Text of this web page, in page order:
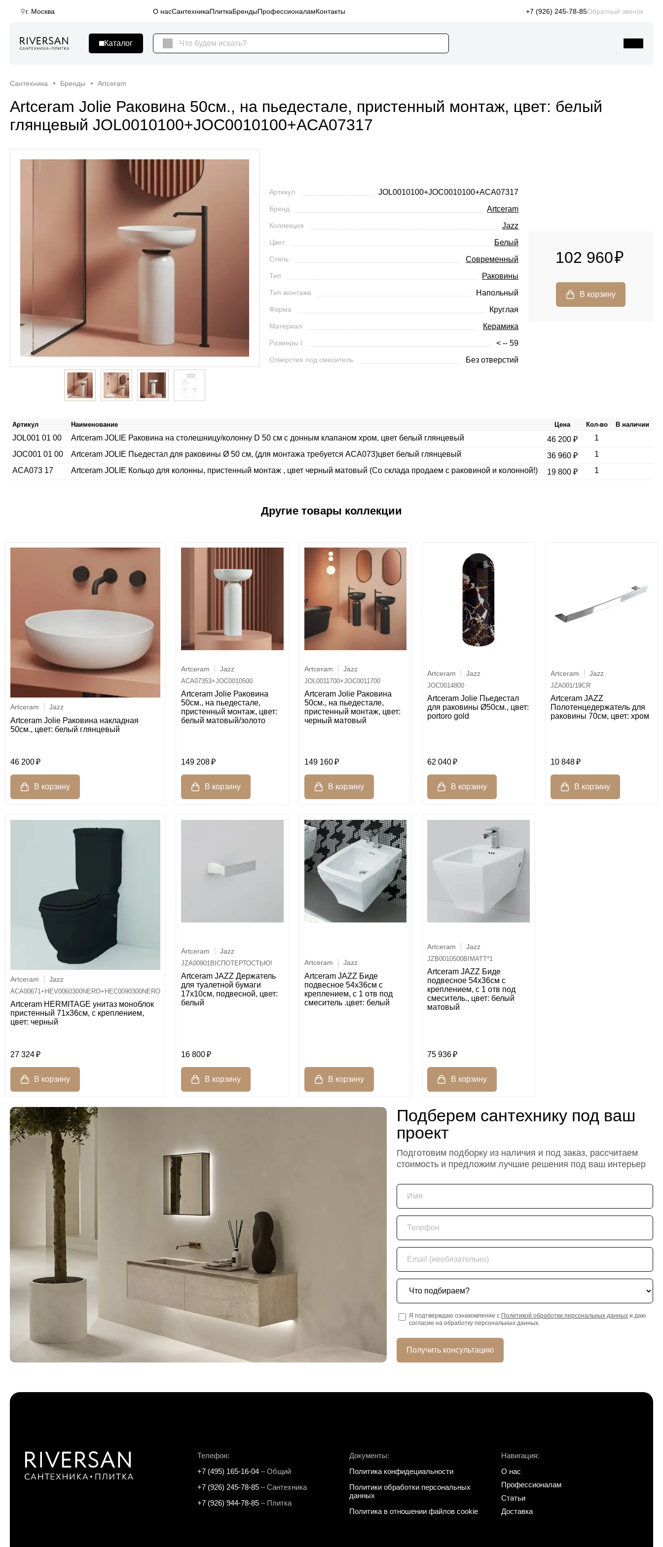
г. Москва О насСантехникаПлиткаБрендыПрофессионаламКонтакты +7 (926) 245-78-85Обратный звонок
Сантехника Бренды Artceram
Artceram Jolie Раковина 50см., на пьедестале, пристенный монтаж, цвет: белый
глянцевый JOL0010100+JOC0010100+ACA07317
Артикул JOL0010100+JOC0010100+ACA07317
Бренд Artceram
Коллекция Jazz
Цвет Белый
Стиль Современный
Тип Раковины
Тип монтажа Напольный
Форма Круглая
Материал Керамика
Размеры I < -- 59
Отверстия под смеситель Без отверстий
102 960
Артикул Наименование Цена Кол-во В наличии
JOL001 01 00 Artceram JOLIE Раковина на столешницу/колонну D 50 см с донным клапаном хром, цвет белый глянцевый 46 200 ₽
1
JOC001 01 00
Artceram JOLIE Пьедестал для раковины Ø 50 см, (для монтажа требуется ACA073)цвет белый глянцевый 36 960 ₽
1
ACA073 17
Artceram JOLIE Кольцо для колонны, пристенный монтаж , цвет черный матовый (Со склада продаем с раковиной и колонной!) 19 800 ₽ 1
Artceram Jazz
Artceram Jolie Раковина накладная
50см., цвет: белый глянцевый
46 200
Artceram Jazz
ACA07353+JOC0010500
Artceram Jolie Раковина
50см., на пьедестале,
пристенный монтаж, цвет:
белый матовый/золото
149 208
Artceram Jazz
JOL0011700+JOC0011700
Artceram Jolie Раковина
50см., на пьедестале,
пристенный монтаж, цвет:
черный матовый
149 160
Artceram Jazz
JOC0014800
Artceram Jolie Пьедестал
для раковины Ø50см., цвет:
portoro gold
62 040
Artceram Jazz
JZA001/19CR
Artceram JAZZ
Полотенцедержатель для
раковины 70см, цвет: хром
10 848
Artceram Jazz
ACA00671+HEV0060300NERO+HEC0090300NERO
Artceram HERMITAGE унитаз моноблок
пристенный 71х36см, с креплением,
цвет: черный
27 324
Artceram Jazz
JZA00901BIСПОТЕРТОСТЬЮ!
Artceram JAZZ Держатель
для туалетной бумаги
17х10см, подвесной, цвет:
белый
16 800
Artceram Jazz
Artceram JAZZ Биде
подвесное 54x36см c
креплением, с 1 отв под
смеситель .цвет: белый
Artceram Jazz
JZB0010500BIMATT*1
Artceram JAZZ Биде
подвесное 54x36см c
креплением, с 1 отв под
смеситель., цвет: белый
матовый
75 936
Подберем сантехнику под ваш
проект
Подготовим подборку из наличия и под заказ, рассчитаем
стоимость и предложим лучшие решения под ваш интерьер
Имя
Телефон
Email (необязательно)
Что подбираем?
Я подтверждаю ознакомление с Политикой обработки персональных данных и даю
согласие на обработку персональных данных.
Получить консультацию
Телефон:
+7 (495) 165-16-04– Общий
+7 (926) 245-78-85– Сантехника
+7 (926) 944-78-85– Плитка
Документы:
Политика конфидециальности
Политики обработки персональных
данных
Политика в отношении файлов cookie
Навигация:
О нас
Профессионалам
Статьи
Доставка